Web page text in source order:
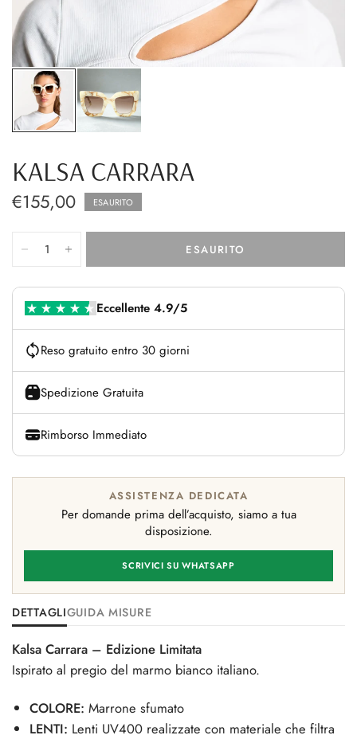
KALSA CARRARA
€155,00 ESAURITO
ESAURITO
Eccellente 4.9/5
Reso gratuito entro 30 giorni
Spedizione Gratuita
Rimborso Immediato
ASSISTENZA DEDICATA
Per domande prima dell’acquisto, siamo a tua
disposizione.
SCRIVICI SU WHATSAPP
DETTAGLIGUIDA MISURE
Kalsa Carrara – Edizione Limitata
Ispirato al pregio del marmo bianco italiano.
COLORE: Marrone sfumato
LENTI: Lenti UV400 realizzate con materiale che filtra